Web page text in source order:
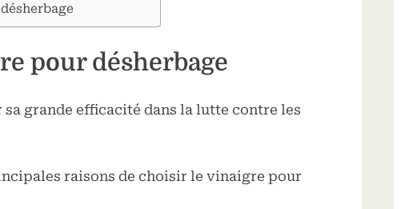
pour désherbage
grande efficacité dans la lutte contre les
raisons de choisir le vinaigre pour